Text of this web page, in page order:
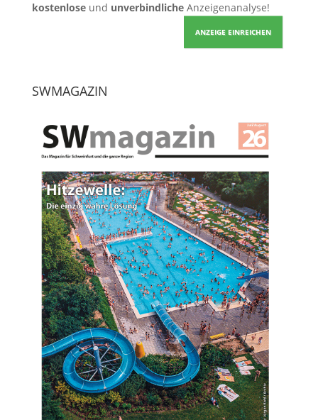
kostenloseund unverbindlicheAnzeigenanalyse!
ANZEIGE EINREICHEN
SWMAGAZIN